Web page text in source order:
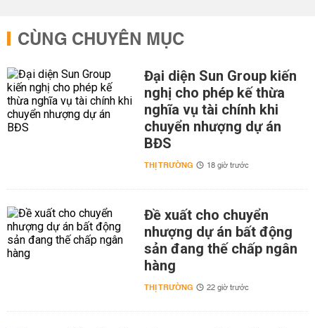
CÙNG CHUYÊN MỤC
Đại diện Sun Group kiến
nghị cho phép kế thừa
nghĩa vụ tài chính khi
chuyển nhượng dự án
BĐS
THỊ TRƯỜNG 18 giờ trước
Đề xuất cho chuyển
nhượng dự án bất động
sản đang thế chấp ngân
hàng
THỊ TRƯỜNG 22 giờ trước